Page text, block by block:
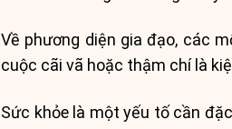
Về phương diện gia đạo, các
cuộc cãi vã hoặc thậm chí là
Sức khỏe là một yếu tố cần